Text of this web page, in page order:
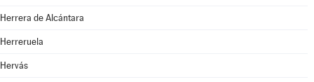
Herrera de Alcántara
Herreruela
Hervás